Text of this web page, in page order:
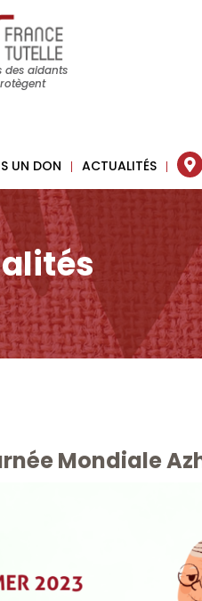
des aidants
UN DON ACTUALITÉS
Mondiale